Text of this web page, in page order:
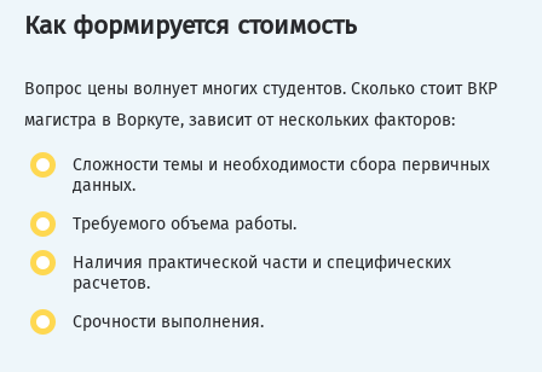
Как формируется стоимость
Вопрос цены волнует многих студентов. Сколько стоит ВКР
магистра в Воркуте, зависит от нескольких факторов:
Сложности темы и необходимости сбора первичных
данных.
Требуемого объема работы.
Наличия практической части и специфических
расчетов.
Срочности выполнения.